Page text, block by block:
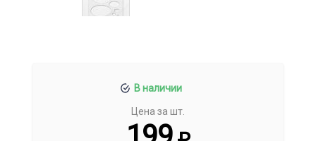
В наличии
Цена за шт.